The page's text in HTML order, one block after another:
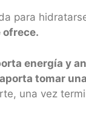
para
ofrece.
energía y
tomar
una vez